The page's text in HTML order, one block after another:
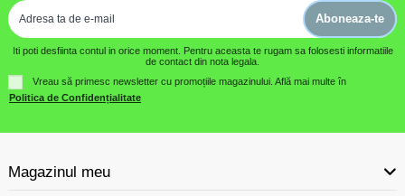
Aboneaza-te
Iti poti desfiinta contul in orice moment. Pentru aceasta te rugam sa folosesti informatiile
de contact din nota legala.
Vreau să primesc newsletter cu promoțiile magazinului. Află mai multe în
Politica de Confidențialitate
Magazinul meu